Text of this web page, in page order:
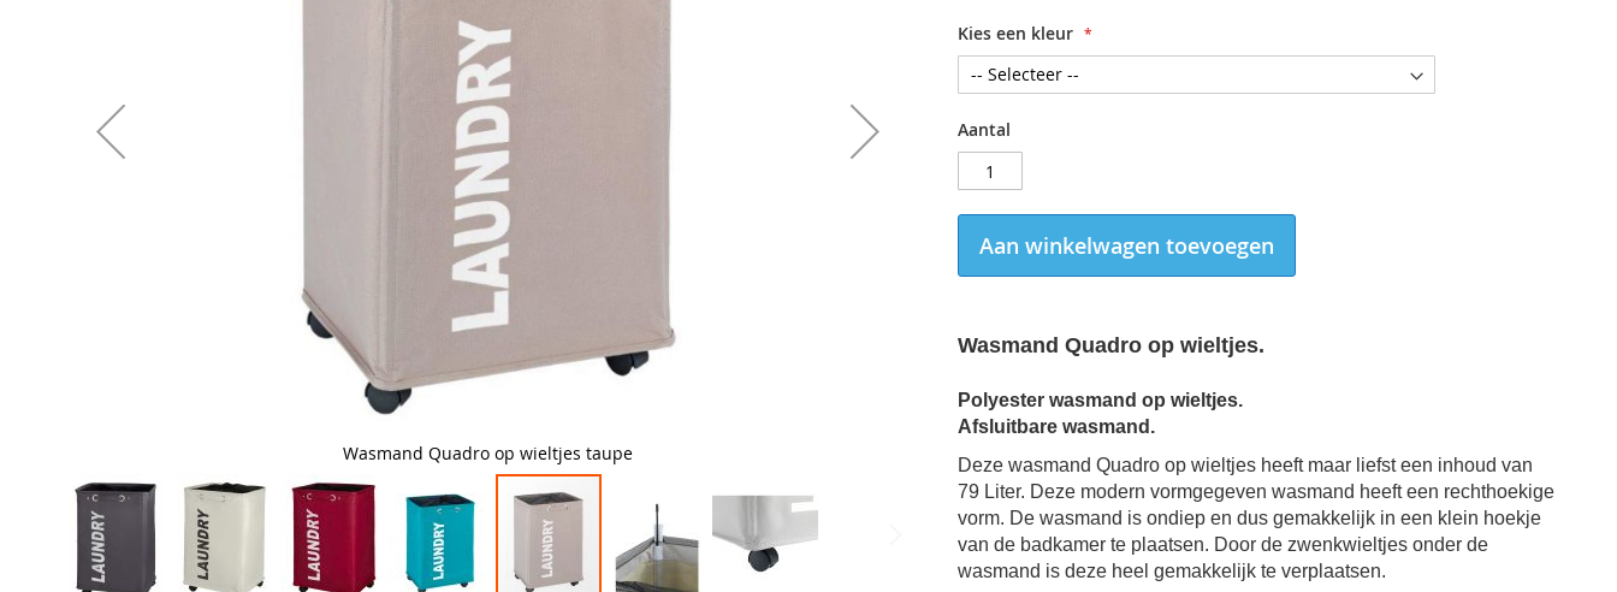
Kies een kleur
Aantal
Aan winkelwagen toevoegen
Wasmand Quadro op wieltjes.
Polyester wasmand op wieltjes.
Afsluitbare wasmand.
Deze wasmand Quadro op wieltjes heeft maar liefst een inhoud van
79 Liter. Deze modern vormgegeven wasmand heeft een rechthoekige
vorm. De wasmand is ondiep en dus gemakkelijk in een klein hoekje
van de badkamer te plaatsen. Door de zwenkwieltjes onder de
wasmand is deze heel gemakkelijk te verplaatsen.
Wasmand Quadro op wieltjes taupe Wasmand Quadro op wieltjes detail